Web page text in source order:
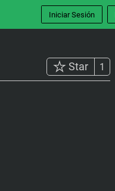
Iniciar Sesión
Star 1